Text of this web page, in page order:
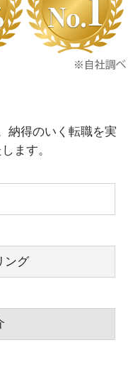
納得のいく転職を実
ます。
ング